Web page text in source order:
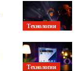
Технологии
Технологии